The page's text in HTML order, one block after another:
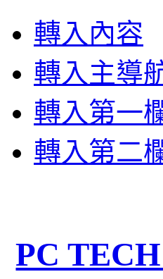
轉入內容
轉入主導
轉入第一
轉入第二
PC